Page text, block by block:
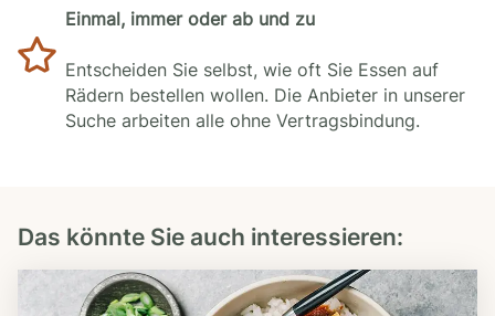
Einmal, immer oder ab und zu
Entscheiden Sie selbst, wie oft Sie Essen auf
Rädern bestellen wollen. Die Anbieter in unserer
Suche arbeiten alle ohne Vertragsbindung.
Das könnte Sie auch interessieren: